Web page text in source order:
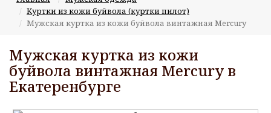
Куртки из кожи буйвола (куртки пилот)
Мужская куртка из кожи буйвола винтажная Mercury
Мужская куртка из кожи
буйвола винтажная Mercury в
Екатеренбурге